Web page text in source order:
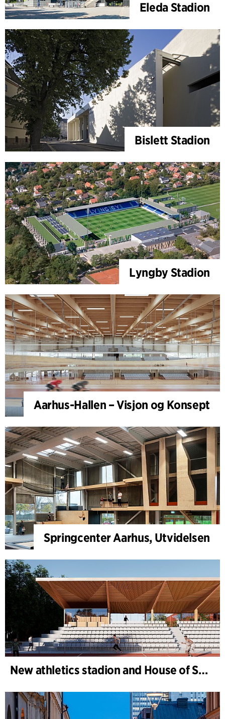
Eleda Stadion
Bislett Stadion
Lyngby Stadion
Aarhus-Hallen – Visjon og Konsept
Springcenter Aarhus, Utvidelsen
New athletics stadion and House of Sports, Kongelunden Aarhus